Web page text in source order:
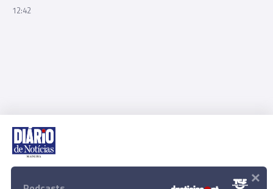
12:42
Rua Dr. Fernão de Ornelas, 56 - 3º
×